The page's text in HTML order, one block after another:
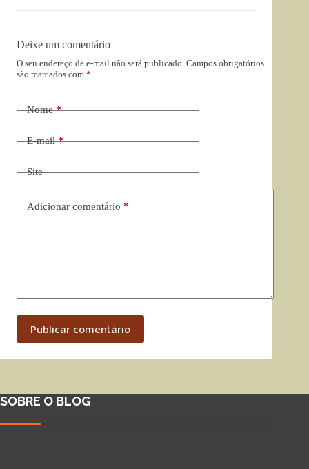
Deixe um comentário
O seu endereço de e-mail não será publicado. Campos obrigatórios
são marcados com *
Nome*
E-mail*
Site
Adicionar comentário *
Publicar comentário
SOBRE O BLOG